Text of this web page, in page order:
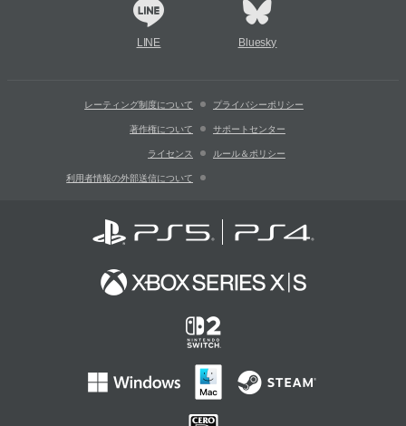
LINE Bluesky
レーティング制度について プライバシーポリシー
著作権について サポートセンター
ライセンス ルール＆ポリシー
利用者情報の外部送信について